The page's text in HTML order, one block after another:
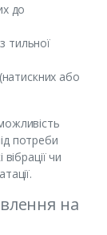
до
тильної
або
потреби
чи
на